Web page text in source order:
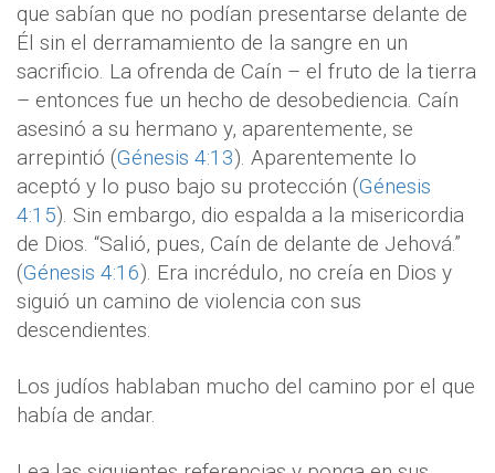
que sabían que no podían presentarse delante de
Él sin el derramamiento de la sangre en un
sacrificio. La ofrenda de Caín – el fruto de la tierra
– entonces fue un hecho de desobediencia. Caín
asesinó a su hermano y, aparentemente, se
arrepintió (Génesis 4:13). Aparentemente lo
aceptó y lo puso bajo su protección (Génesis
4:15). Sin embargo, dio espalda a la misericordia
de Dios. “Salió, pues, Caín de delante de Jehová.”
(Génesis 4:16). Era incrédulo, no creía en Dios y
siguió un camino de violencia con sus
descendientes.
Los judíos hablaban mucho del camino por el que
había de andar.